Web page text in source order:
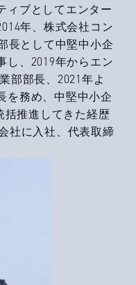
ィブとしてエンター
年、株式会社コン
長として中堅中小企
し、2019年からエン
部部長、2021年よ
を務め、中堅中小企
括推進してきた経歴
社に入社、代表取締